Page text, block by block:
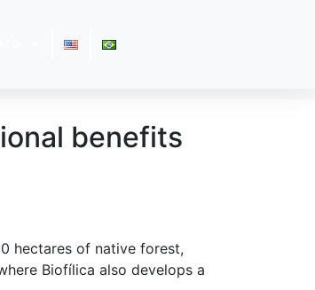
benefits
hectares of native forest,
Biofílica also develops a